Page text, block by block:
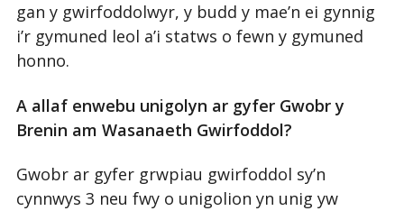
gan y gwirfoddolwyr, y budd y mae’n ei gynnig
i’r gymuned leol a’i statws o fewn y gymuned
honno.
A allaf enwebu unigolyn ar gyfer Gwobr y
Brenin am Wasanaeth Gwirfoddol?
Gwobr ar gyfer grwpiau gwirfoddol sy’n
cynnwys 3 neu fwy o unigolion yn unig yw